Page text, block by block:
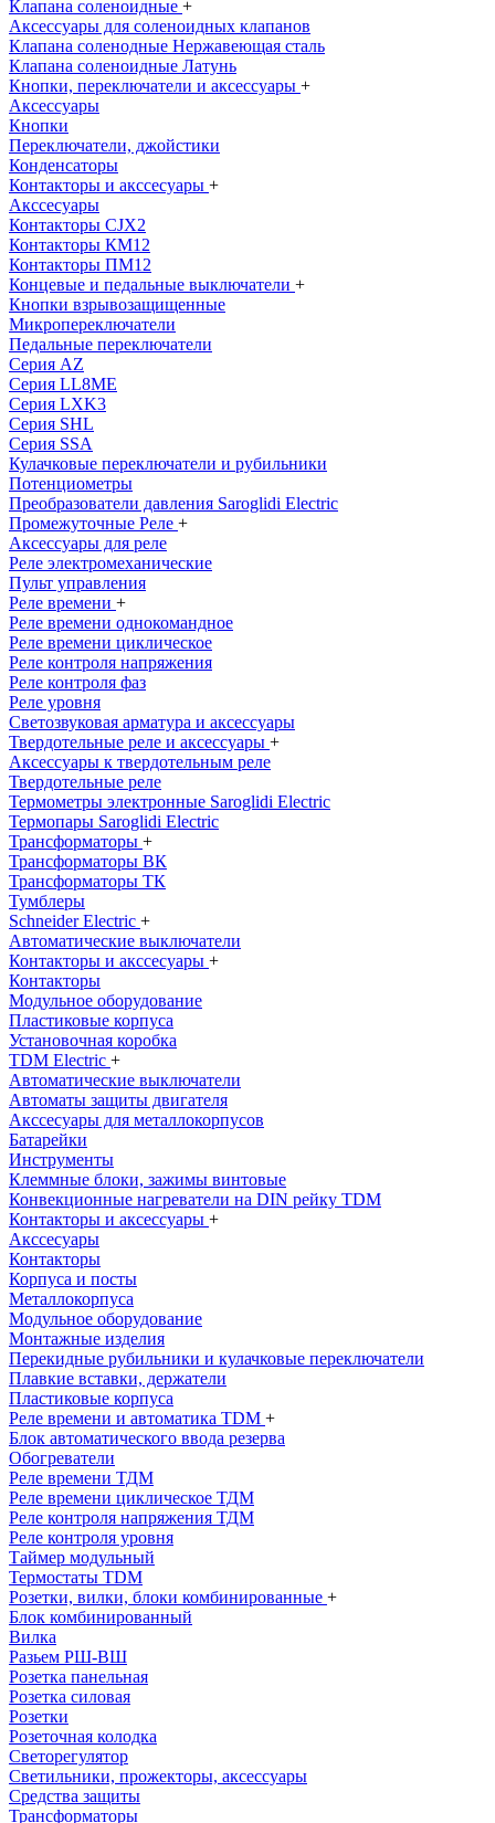
Клапана соленоидные +
Аксессуары для соленоидных клапанов
Клапана соленодные Нержавеющая сталь
Клапана соленоидные Латунь
Кнопки, переключатели и аксессуары +
Аксессуары
Кнопки
Переключатели, джойстики
Конденсаторы
Контакторы и акссесуары +
Акссесуары
Контакторы CJX2
Контакторы КМ12
Контакторы ПМ12
Концевые и педальные выключатели +
Кнопки взрывозащищенные
Микропереключатели
Педальные переключатели
Серия AZ
Серия LL8ME
Серия LXK3
Серия SHL
Серия SSA
Кулачковые переключатели и рубильники
Потенциометры
Преобразователи давления Saroglidi Electric
Промежуточные Реле +
Аксессуары для реле
Реле электромеханические
Пульт управления
Реле времени +
Реле времени однокомандное
Реле времени циклическое
Реле контроля напряжения
Реле контроля фаз
Реле уровня
Светозвуковая арматура и аксессуары
Твердотельные реле и аксессуары +
Аксессуары к твердотельным реле
Твердотельные реле
Термометры электронные Saroglidi Electric
Термопары Saroglidi Electric
Трансформаторы +
Трансформаторы ВК
Трансформаторы ТК
Тумблеры
Schneider Electric +
Автоматические выключатели
Контакторы и акссесуары +
Контакторы
Модульное оборудование
Пластиковые корпуса
Установочная коробка
TDM Electric +
Автоматические выключатели
Автоматы защиты двигателя
Акссесуары для металлокорпусов
Батарейки
Инструменты
Клеммные блоки, зажимы винтовые
Конвекционные нагреватели на DIN рейку TDM
Контакторы и аксессуары +
Акссесуары
Контакторы
Корпуса и посты
Металлокорпуса
Модульное оборудование
Монтажные изделия
Перекидные рубильники и кулачковые переключатели
Плавкие вставки, держатели
Пластиковые корпуса
Реле времени и автоматика TDM +
Блок автоматического ввода резерва
Обогреватели
Реле времени ТДМ
Реле времени циклическое ТДМ
Реле контроля напряжения ТДМ
Реле контроля уровня
Таймер модульный
Термостаты TDM
Розетки, вилки, блоки комбинированные +
Блок комбинированный
Вилка
Разьем РШ-ВШ
Розетка панельная
Розетка силовая
Розетки
Розеточная колодка
Светорегулятор
Светильники, прожекторы, аксессуары
Средства защиты
Трансформаторы